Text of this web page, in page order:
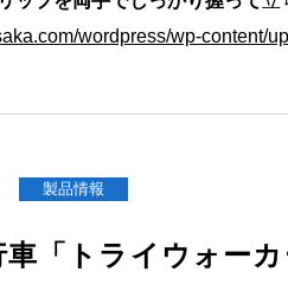
wordpress/wp-content/
製品情報
車「トライウォー